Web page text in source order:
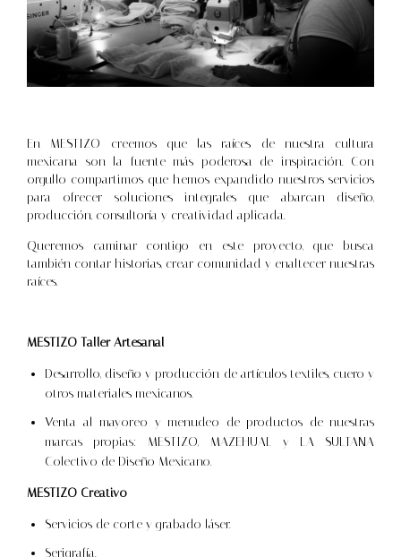
En MESTIZO creemos que las raíces de nuestra cultura
mexicana son la fuente más poderosa de inspiración. Con
orgullo compartimos que hemos expandido nuestros servicios
para ofrecer soluciones integrales que abarcan diseño,
producción, consultoría y creatividad aplicada.
Queremos caminar contigo en este proyecto, que busca
también contar historias, crear comunidad y enaltecer nuestras
raíces.
MESTIZO Taller Artesanal
Desarrollo, diseño y producción de artículos textiles, cuero y
otros materiales mexicanos.
Venta al mayoreo y menudeo de productos de nuestras
marcas propias: MESTIZO, MAZEHUAL y LA SULTANA
Colectivo de Diseño Mexicano.
MESTIZO Creativo
Servicios de corte y grabado láser.
Serigrafía.